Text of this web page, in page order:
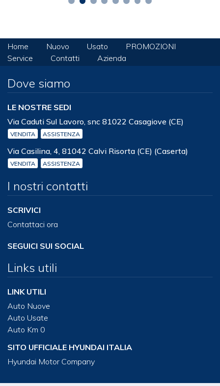
Home Nuovo Usato
PROMOZIONI
Service
Contatti Azienda
Dove siamo
LE NOSTRE SEDI
Via Caduti Sul Lavoro, snc 81022 Casagiove (CE)
VENDITA ASSISTENZA
Via Casilina, 4, 81042 Calvi Risorta (CE) (Caserta)
VENDITA ASSISTENZA
I nostri contatti
SCRIVICI
Contattaci ora
SEGUICI SUI SOCIAL
Links utili
LINK UTILI
Auto Nuove
Auto Usate
Auto Km 0
SITO UFFICIALE HYUNDAI ITALIA
Hyundai Motor Company